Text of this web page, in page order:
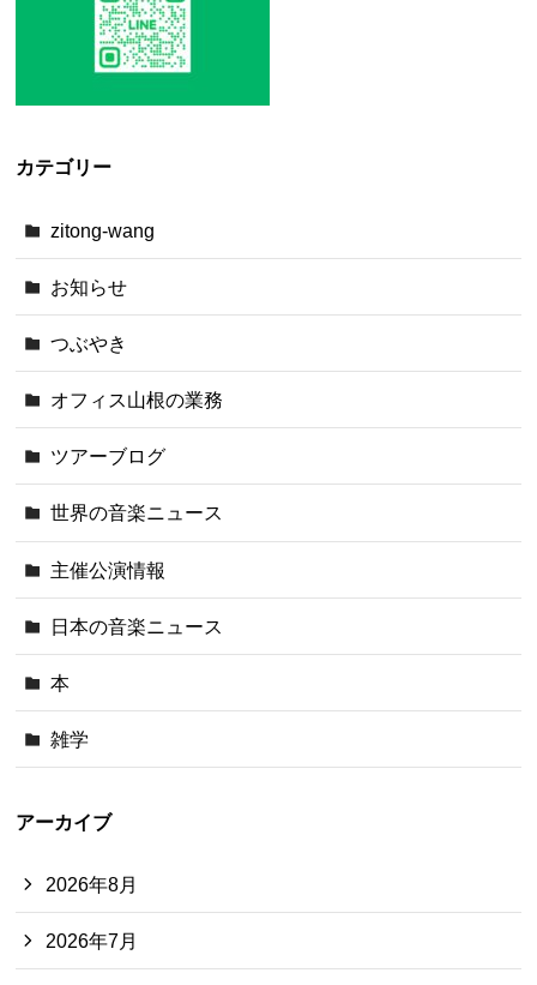
カテゴリー
zitong-wang
お知らせ
つぶやき
オフィス山根の業務
ツアーブログ
世界の音楽ニュース
主催公演情報
日本の音楽ニュース
本
雑学
アーカイブ
2026年8月
2026年7月